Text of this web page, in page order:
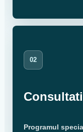
02
Programul